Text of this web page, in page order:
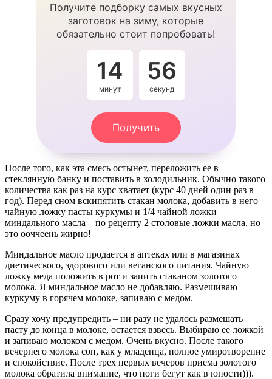
Получите подборку самых вкусных
заготовок на зиму, которые
обязательно стоит попробовать!
14
минут
55
секунд
Получить
После того, как эта смесь остынет, переложить ее в
стеклянную банку и поставить в холодильник. Обычно такого
количества как раз на курс хватает (курс 40 дней один раз в
год). Перед сном вскипятить стакан молока, добавить в него
чайную ложку пасты куркумы и 1/4 чайной ложки
миндального масла – по рецепту 2 столовые ложки масла, но
это ооччеень жирно!
Миндальное масло продается в аптеках или в магазинах
диетического, здорового или веганского питания. Чайную
ложку меда положить в рот и запить стаканом золотого
молока. Я миндальное масло не добавляю. Размешиваю
куркуму в горячем молоке, запиваю с медом.
Сразу хочу предупредить – ни разу не удалось размешать
пасту до конца в молоке, остается взвесь. Выбираю ее ложкой
и запиваю молоком с медом. Очень вкусно. После такого
вечернего молока сон, как у младенца, полное умиротворение
и спокойствие. После трех первых вечеров приема золотого
молока обратила внимание, что ноги бегут как в юности))).